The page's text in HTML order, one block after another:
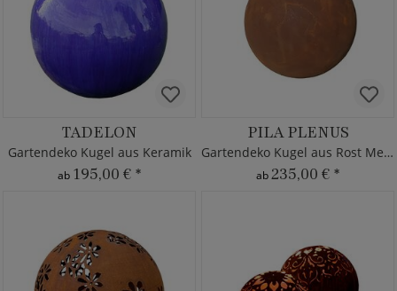
TADELON
Gartendeko Kugel aus Keramik
ab 195,00 € *
PILA PLENUS
Gartendeko Kugel aus Rost Metall
ab235,00 € *